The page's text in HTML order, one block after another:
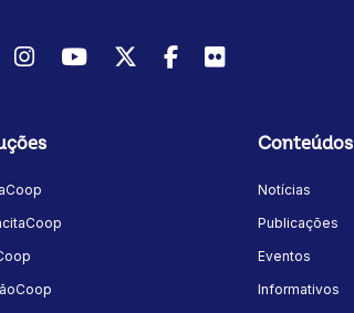
Instagram
YoutubeTwitter/X
Facebook
Flickr
Conteúdos
Notícias
Publicações
Eventos
Informativos